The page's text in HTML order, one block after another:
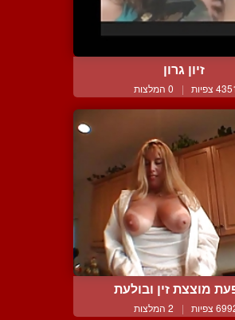
זיון גרון
צפיות | 0 המלצות
מוצצת זין ובולעת
צפיות | 2 המלצות